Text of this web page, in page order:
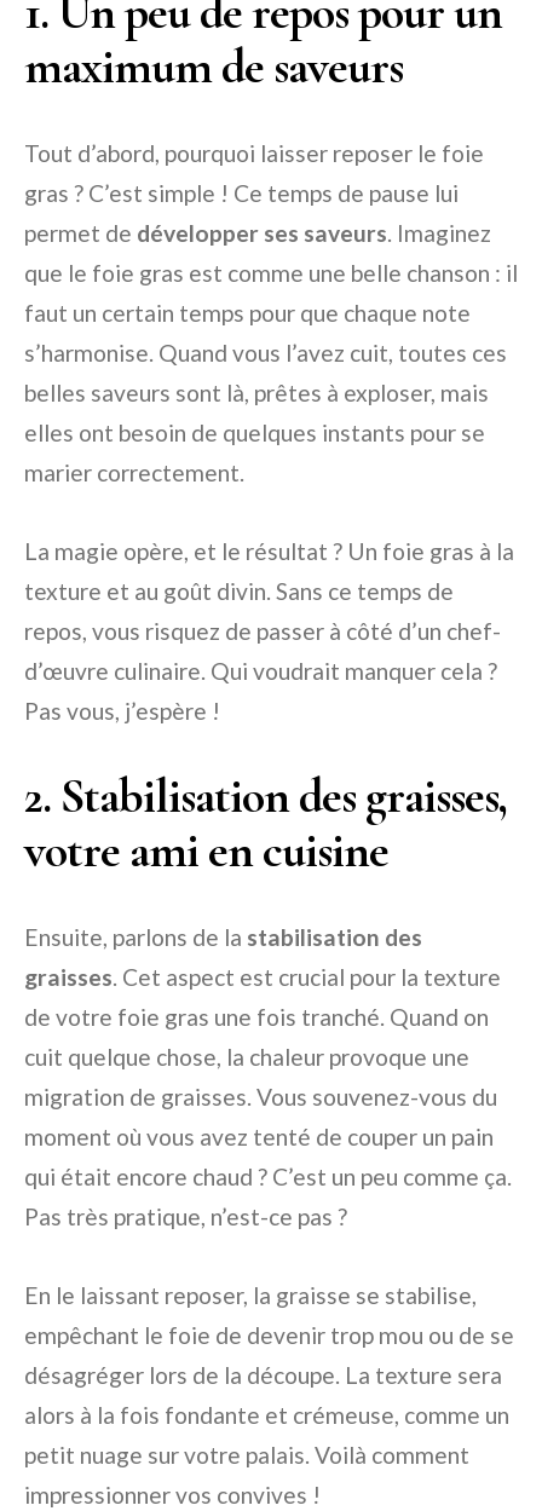
1. Un peu de repos pour un
maximum de saveurs
Tout d’abord, pourquoi laisser reposer le foie
gras ? C’est simple ! Ce temps de pause lui
permet de développer ses saveurs. Imaginez
que le foie gras est comme une belle chanson : il
faut un certain temps pour que chaque note
s’harmonise. Quand vous l’avez cuit, toutes ces
belles saveurs sont là, prêtes à exploser, mais
elles ont besoin de quelques instants pour se
marier correctement.
La magie opère, et le résultat ? Un foie gras à la
texture et au goût divin. Sans ce temps de
repos, vous risquez de passer à côté d’un chef-
d’œuvre culinaire. Qui voudrait manquer cela ?
Pas vous, j’espère !
2. Stabilisation des graisses,
votre ami en cuisine
Ensuite, parlons de la stabilisation des
graisses. Cet aspect est crucial pour la texture
de votre foie gras une fois tranché. Quand on
cuit quelque chose, la chaleur provoque une
migration de graisses. Vous souvenez-vous du
moment où vous avez tenté de couper un pain
qui était encore chaud ? C’est un peu comme ça.
Pas très pratique, n’est-ce pas ?
En le laissant reposer, la graisse se stabilise,
empêchant le foie de devenir trop mou ou de se
désagréger lors de la découpe. La texture sera
alors à la fois fondante et crémeuse, comme un
petit nuage sur votre palais. Voilà comment
impressionner vos convives !